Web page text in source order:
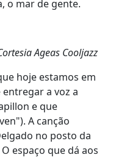
o mar de gente.
Ageas Cooljazz
hoje estamos em
a voz a
e que
A canção
no posto da
espaço que dá aos